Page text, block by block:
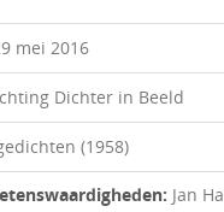
mei 2016
Dichter in Beeld
(1958)
Jan